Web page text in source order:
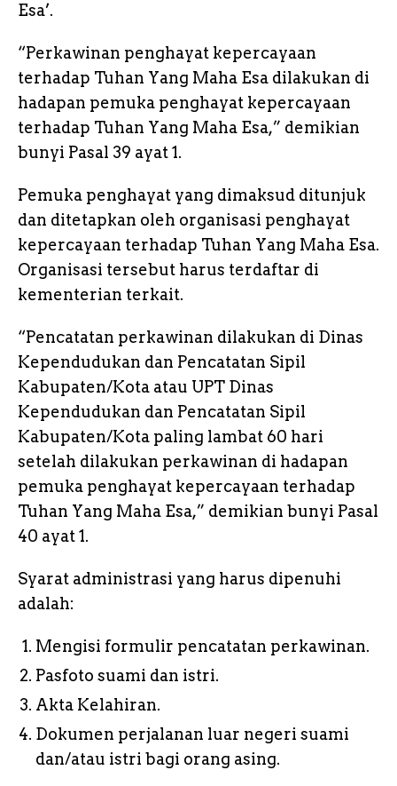
Esa’.
“Perkawinan penghayat kepercayaan
terhadap Tuhan Yang Maha Esa dilakukan di
hadapan pemuka penghayat kepercayaan
terhadap Tuhan Yang Maha Esa,” demikian
bunyi Pasal 39 ayat 1.
Pemuka penghayat yang dimaksud ditunjuk
dan ditetapkan oleh organisasi penghayat
kepercayaan terhadap Tuhan Yang Maha Esa.
Organisasi tersebut harus terdaftar di
kementerian terkait.
“Pencatatan perkawinan dilakukan di Dinas
Kependudukan dan Pencatatan Sipil
Kabupaten/Kota atau UPT Dinas
Kependudukan dan Pencatatan Sipil
Kabupaten/Kota paling lambat 60 hari
setelah dilakukan perkawinan di hadapan
pemuka penghayat kepercayaan terhadap
Tuhan Yang Maha Esa,” demikian bunyi Pasal
40 ayat 1.
Syarat administrasi yang harus dipenuhi
adalah:
Mengisi formulir pencatatan perkawinan.
Pasfoto suami dan istri.
Akta Kelahiran.
Dokumen perjalanan luar negeri suami
dan/atau istri bagi orang asing.